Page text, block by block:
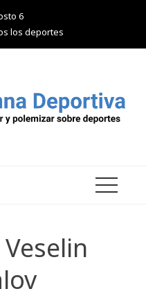
6
los deportes
Veselin